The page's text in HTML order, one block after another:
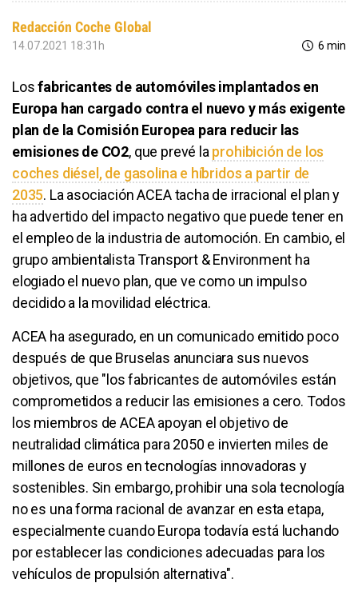
Redacción Coche Global
14.07.2021 18:31h 6 min
Losfabricantes de automóviles implantados en
Europa han cargado contra el nuevo y más exigente
plan de la Comisión Europea para reducir las
emisiones de CO2, que prevé la prohibición de los
coches diésel, de gasolina e híbridos a partir de
2035. La asociación ACEA tacha de irracional el plan y
ha advertido del impacto negativo que puede tener en
el empleo de la industria de automoción. En cambio, el
grupo ambientalista Transport & Environment ha
elogiado el nuevo plan, que ve como un impulso
decidido a la movilidad eléctrica.
ACEA ha asegurado, en un comunicado emitido poco
después de que Bruselas anunciara sus nuevos
objetivos, que "los fabricantes de automóviles están
comprometidos a reducir las emisiones a cero. Todos
los miembros de ACEA apoyan el objetivo de
neutralidad climática para 2050 e invierten miles de
millones de euros en tecnologías innovadoras y
sostenibles. Sin embargo, prohibir una sola tecnología
no es una forma racional de avanzar en esta etapa,
especialmente cuando Europa todavía está luchando
por establecer las condiciones adecuadas para los
vehículos de propulsión alternativa".